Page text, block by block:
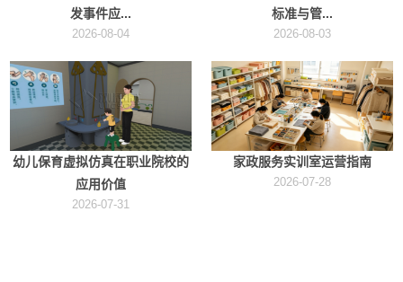
发事件应...
2026-08-04
标准与管...
2026-08-03
幼儿保育虚拟仿真在职业院校的
应用价值
2026-07-31
家政服务实训室运营指南
2026-07-28